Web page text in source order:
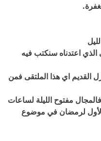
الذي اعتدناه سنكتب فيه
القديم اي هذا الملتقى فمن
مفتوح الليلة لساعات
لرمضان في موضوع